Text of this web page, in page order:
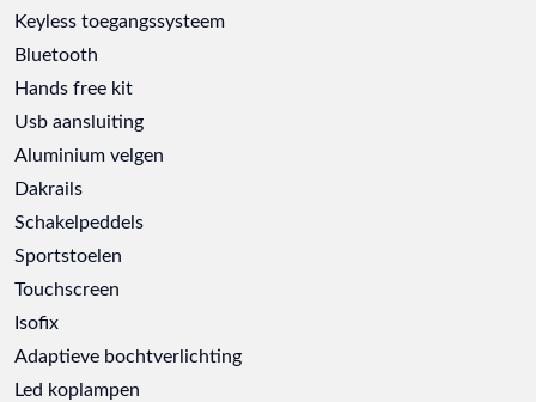
Keyless toegangssysteem
Bluetooth
Hands free kit
Usb aansluiting
Aluminium velgen
Dakrails
Schakelpeddels
Sportstoelen
Touchscreen
Isofix
Adaptieve bochtverlichting
Led koplampen